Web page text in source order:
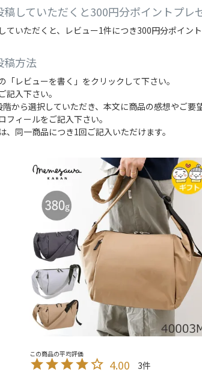
稿していただくと300円分ポイントプレ
ていただくと、レビュー1件につき300円分ポイン
稿方法
「レビューを書く」をクリックして下さい。
記入下さい。
から選択していただき、本文に商品の感想やご要
フィールをご記入下さい。
同一商品につき1回ご記入いただけます。
4.00 3